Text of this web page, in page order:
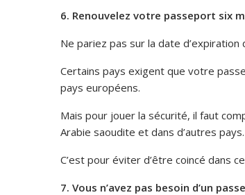
6. Renouvelez votre passeport six
Ne pariez pas sur la date
Certains pays exigent que votre
pays européens.
Mais pour jouer la sécurité, il faut
Arabie saoudite et dans d’autres pays.
C’est pour éviter d’être coincé dans
7. Vous n’avez pas besoin d’un